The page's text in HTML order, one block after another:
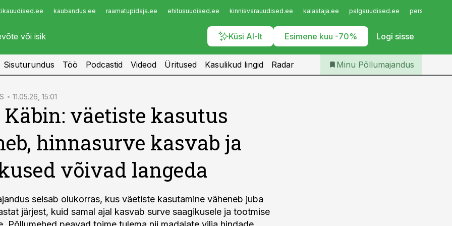
kaubandus.ee raamatupidaja.ee ehitusuudised.ee kinnisvarauudised.ee kalastaja.ee palgauudised.ee
Küsi AI-lt Esimene kuu -70% Logi sisse
Infopank
Iseteenindus
Telli Põllumajandus
Sisuturundus Töö Podcastid Videod Üritused Kasulikud lingid Radar Minu Põllumajandus
11.05.26, 15:01
Käbin: väetiste kasutus
hinnasurve kasvab ja
võivad langeda
seisab olukorras, kus väetiste kasutamine väheneb juba
järjest, kuid samal ajal kasvab surve saagikusele ja tootmise